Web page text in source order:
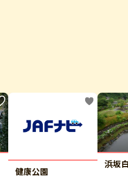
健康公園
浜坂